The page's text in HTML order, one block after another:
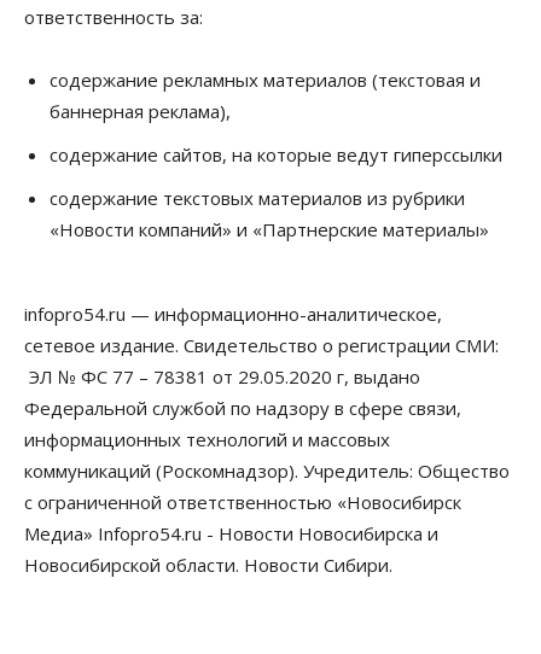
Авто Общество
07 Августа 2026, 13:00
Школы, библиотеки, пешеходные тротуары:
социальных объектах
07 Августа 2026, 12:35
на выходных
07 Августа 2026, 12:00
Жители Новосибирска смогут добровольно
повысить свою пенсию
07 Августа 2026, 11:30
Общество
Деньгами будут распоряжаться дети: в десяти
школах Новосибирской области введут
инициативное бюджетирование
ответственность за:
содержание рекламных материалов (текстовая и
баннерная реклама),
содержание сайтов, на которые ведут гиперссылки
содержание текстовых материалов из рубрики
«Новости компаний» и «Партнерские материалы»
infopro54.ru — информационно-аналитическое,
сетевое издание. Свидетельство о регистрации СМИ:
ЭЛ № ФС 77 – 78381 от 29.05.2020 г, выдано
Федеральной службой по надзору в сфере связи,
информационных технологий и массовых
коммуникаций (Роскомнадзор). Учредитель: Общество
с ограниченной ответственностью «Новосибирск
Медиа» Infopro54.ru - Новости Новосибирска и
Новосибирской области. Новости Сибири.